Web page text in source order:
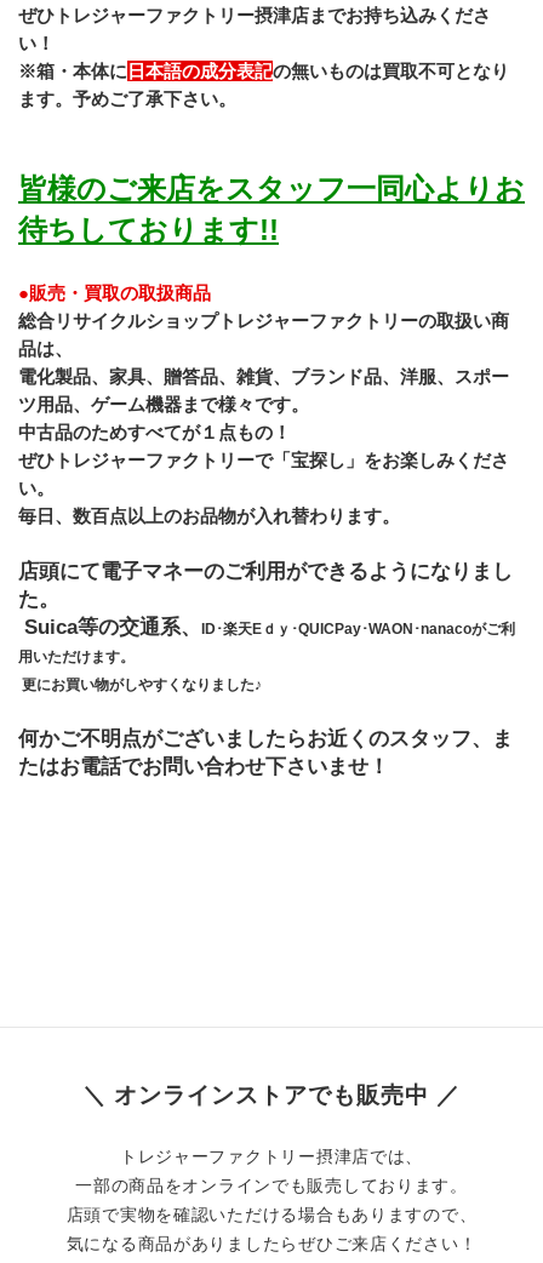
ぜひトレジャーファクトリー摂津店までお持ち込みくださ
い！
※箱・本体に 日本語の成分表記の無いものは買取不可となり
ます。予めご了承下さい。
皆様のご来店をスタッフ一同心よりお
待ちしております!!
●販売・買取の取扱商品
総合リサイクルショップトレジャーファクトリーの取扱い商
品は、
電化製品、家具、贈答品、雑貨、ブランド品、洋服、スポー
ツ用品、ゲーム機器まで様々です。
﻿中古品のためすべてが１点もの！
ぜひトレジャーファクトリーで「宝探し」をお楽しみくださ
い。
毎日、数百点以上のお品物が入れ替わります。
店頭にて電子マネーのご利用ができるようになりまし
た。
Suica等の交通系、
ID･楽天Eｄｙ･QUICPay･WAON･nanacoがご利
用いただけます。
更にお買い物がしやすくなりました♪
何かご不明点がございましたらお近くのスタッフ、ま
たはお電話でお問い合わせ下さいませ！
＼ オンラインストアでも販売中 ／
トレジャーファクトリー摂津店では、
一部の商品をオンラインでも販売しております。
店頭で実物を確認いただける場合もありますので、
気になる商品がありましたらぜひご来店ください！